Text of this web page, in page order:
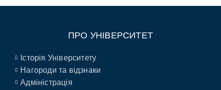
ПРО УНІВЕРСИТЕТ
Історія Університету
Нагороди та відзнаки
Адміністрація